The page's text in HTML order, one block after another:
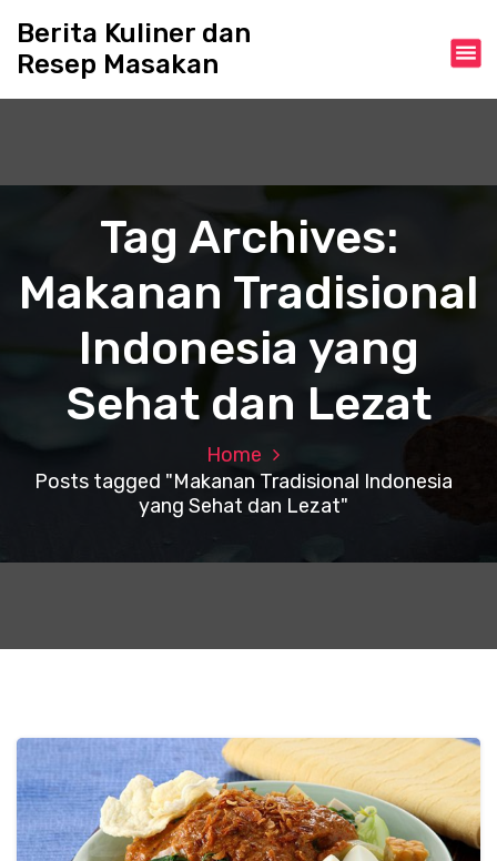
o
Berita Kuliner dan
Resep Masakan
Tag Archives:
Makanan Tradisional
Indonesia yang
Sehat dan Lezat
Home
Posts tagged "Makanan Tradisional Indonesia
yang Sehat dan Lezat"